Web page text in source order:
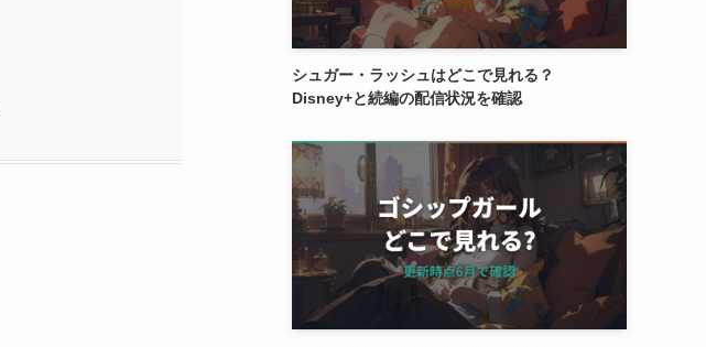
シュガー・ラッシュはどこで見れる？
Disney+と続編の配信状況を確認